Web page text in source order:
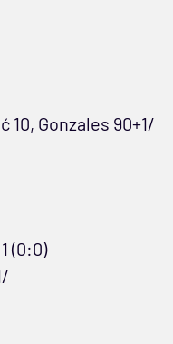
10, Gonzales 90+1/
(0:0)